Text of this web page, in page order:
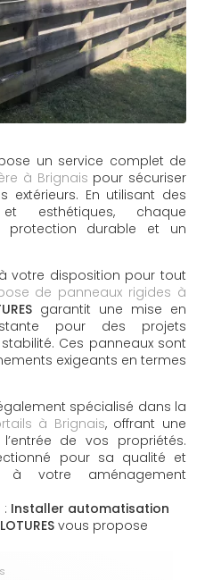
un service complet de
à Brignais pour sécuriser
extérieurs. En utilisant des
esthétiques, chaque
protection durable et un
votre disposition pour tout
de panneaux rigides à
garantit une mise en
pour des projets
Ces panneaux sont
exigeants en termes
spécialisé dans la
à Brignais, offrant une
de vos propriétés.
pour sa qualité et
à votre aménagement
Installer automatisation
vous propose